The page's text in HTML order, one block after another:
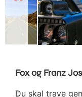
Fox og Franz
Du skal trave